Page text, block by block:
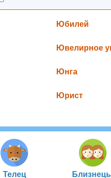
Юбилей
Ювелирное
Юнга
Юрист
Телец